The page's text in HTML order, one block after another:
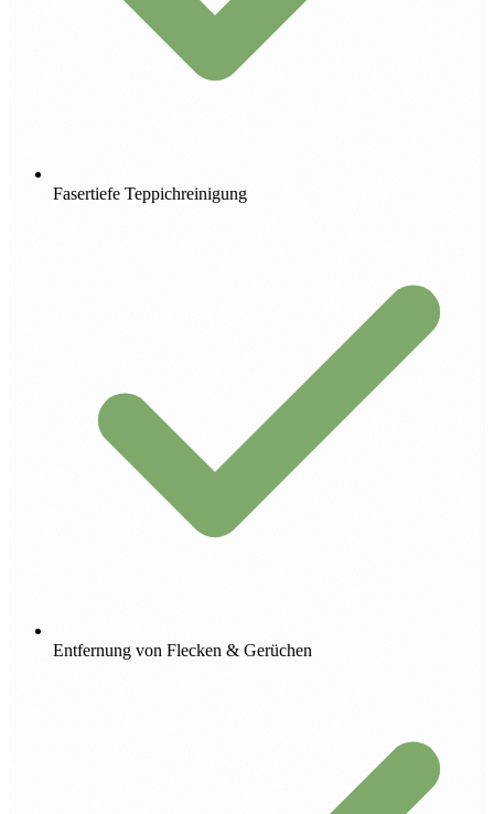
Fasertiefe Teppichreinigung
Entfernung von Flecken & Gerüchen